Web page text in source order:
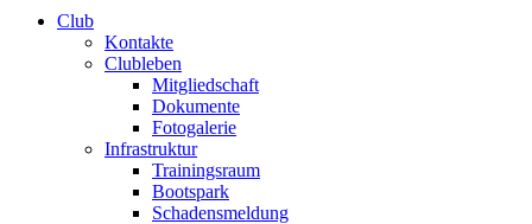
Club
Kontakte
Clubleben
Mitgliedschaft
Dokumente
Fotogalerie
Infrastruktur
Trainingsraum
Bootspark
Schadensmeldung